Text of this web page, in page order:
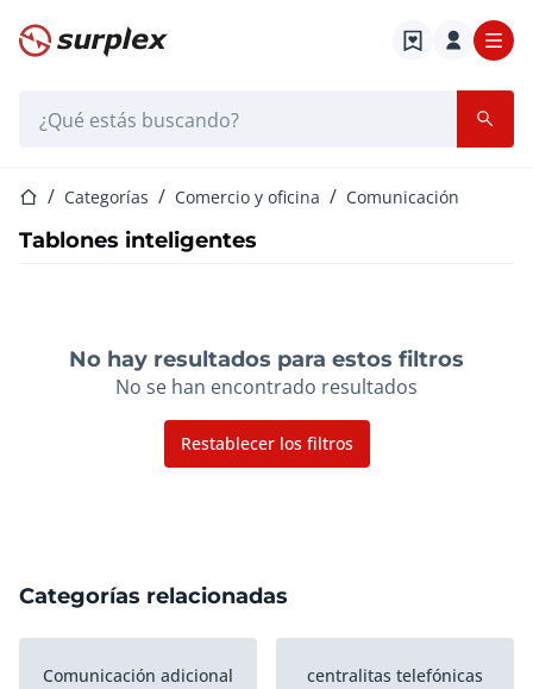
Página de inicio
Página de inicio
Categorías Comercio y oficina Comunicación
Tablones inteligentes
No hay resultados para estos filtros
No se han encontrado resultados
Restablecer los filtros
Categorías relacionadas
Comunicación adicional centralitas telefónicas